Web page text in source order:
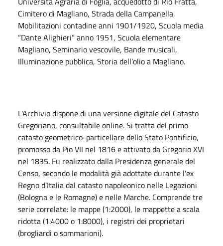
Cimitero di Magliano, Strada della Campanella,
Mobilitazioni contadine anni 1901/1920, Scuola media
“Dante Alighieri” anno 1951, Scuola elementare
Magliano, Seminario vescovile, Bande musicali,
Illuminazione pubblica, Storia dell’olio a Magliano.
L'Archivio dispone di una versione digitale del Catasto
Gregoriano, consultabile online. Si tratta del primo
catasto geometrico-particellare dello Stato Pontificio,
promosso da Pio VII nel 1816 e attivato da Gregorio XVI
nel 1835. Fu realizzato dalla Presidenza generale del
Censo, secondo le modalità già adottate durante l'ex
Regno d'Italia dal catasto napoleonico nelle Legazioni
(Bologna e le Romagne) e nelle Marche. Comprende tre
serie correlate: le mappe (1:2000), le mappette a scala
ridotta (1:4000 o 1:8000), i registri dei proprietari
(brogliardi o sommarioni).